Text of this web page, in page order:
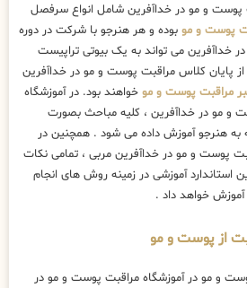
و مو در خداآفرین شامل انواع سرفصل
پوست و مو بوده و هر هنرجو با شرکت در دوره
خداآفرین می تواند به یک بیوتی تراپیست
پایان کلاس مراقبت پوست و مو در خداآفرین
مراقبت پوست و مو خواهند بود. در آموزشگاه
و مو در خداآفرین ، کلیه مباحث بصورت
هنرجو آموزش داده می شود . همچنین در
پوست و مو در خداآفرین مربی ، تمامی نکات
استاندارد آموزشی در زمینه روش های انجام
خواهد داد .
از پوست و مو
و مو در آموزشگاه مراقبت پوست و مو در